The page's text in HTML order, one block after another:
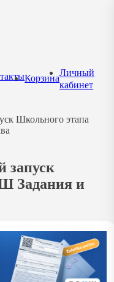
Корзина
Личный
кабинет
Школьного этапа
запуск
Задания и